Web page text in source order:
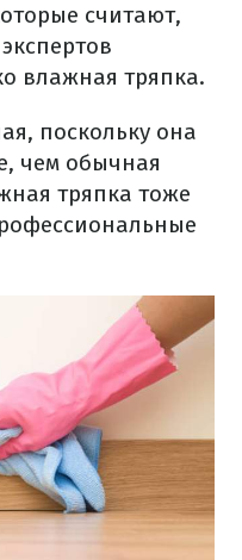
считают,
влажная тряпка.
поскольку она
чем обычная
тряпка тоже